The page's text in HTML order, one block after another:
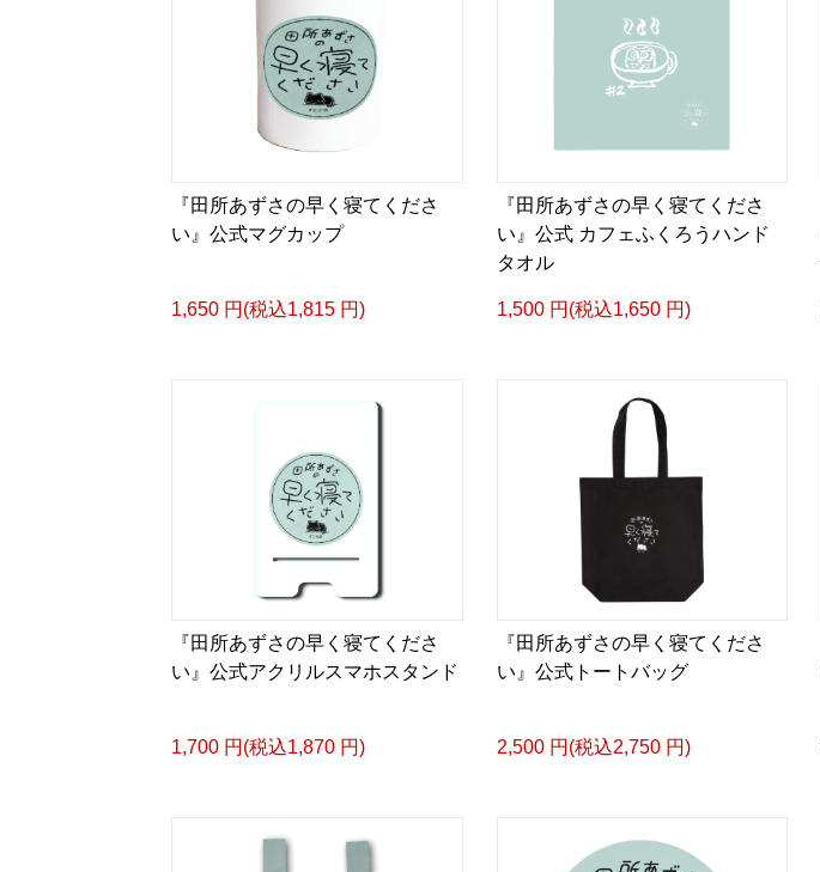
『田所あずさの早く寝てくださ
い』公式マグカップ
1,650 円(税込1,815 円)
『田所あずさの早く寝てくださ
い』公式 カフェふくろうハンド
タオル
1,500 円(税込1,650 円)
『田所あずさの早く寝てくださ
い』公式アクリルスマホスタンド
1,700 円(税込1,870 円)
『田所あずさの早く寝てくださ
い』公式トートバッグ
2,500 円(税込2,750 円)